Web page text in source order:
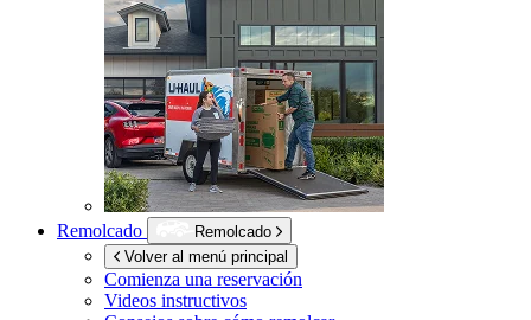
Remolcado
Remolcado
Volver al menú principal
Comienza una reservación
Videos instructivos